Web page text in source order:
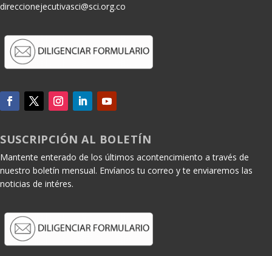
direccionejecutivasci@sci.org.co
SUSCRIPCIÓN AL BOLETÍN
Mantente enterado de los últimos acontencimiento a través de
nuestro boletín mensual. Envíanos tu correo y te enviaremos las
noticias de intéres.